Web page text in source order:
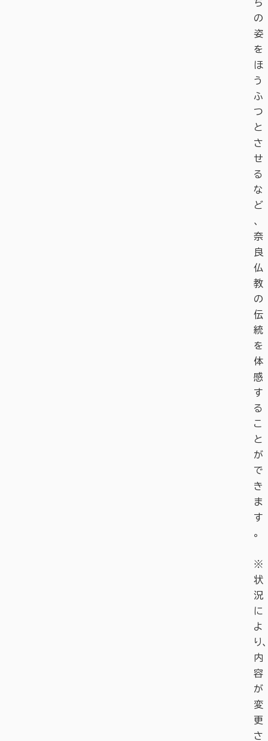
ち
の
姿
を
ほ
う
ふ
つ
と
さ
せ
る
な
ど
、
奈
良
仏
教
の
伝
統
を
体
感
す
る
こ
と
が
で
き
ま
す
。
※
状
況
に
よ
り、
内
容
が
変
更
さ